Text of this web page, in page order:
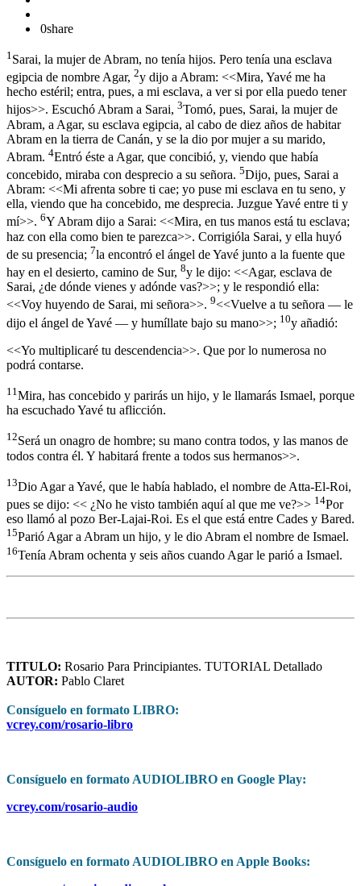
0share
1 Sarai, la mujer de Abram, no tenía hijos. Pero tenía una esclava
egipcia de nombre Agar, 2y dijo a Abram: <<Mira, Yavé me ha
hecho estéril; entra, pues, a mi esclava, a ver si por ella puedo tener
hijos>>. Escuchó Abram a Sarai, 3Tomó, pues, Sarai, la mujer de
Abram, a Agar, su esclava egipcia, al cabo de diez años de habitar
Abram en la tierra de Canán, y se la dio por mujer a su marido,
Abram. 4Entró éste a Agar, que concibió, y, viendo que había
concebido, miraba con desprecio a su señora. 5Dijo, pues, Sarai a
Abram: <<Mi afrenta sobre ti cae; yo puse mi esclava en tu seno, y
ella, viendo que ha concebido, me desprecia. Juzgue Yavé entre ti y
mí>>. 6Y Abram dijo a Sarai: <<Mira, en tus manos está tu esclava;
haz con ella como bien te parezca>>. Corrigióla Sarai, y ella huyó
de su presencia; 7la encontró el ángel de Yavé junto a la fuente que
hay en el desierto, camino de Sur, 8y le dijo: <<Agar, esclava de
Sarai, ¿de dónde vienes y adónde vas?>>; y le respondió ella:
<<Voy huyendo de Sarai, mi señora>>. 9<<Vuelve a tu señora — le
dijo el ángel de Yavé — y humíllate bajo su mano>>; 10y añadió:
<<Yo multiplicaré tu descendencia>>. Que por lo numerosa no
podrá contarse.
11Mira, has concebido y parirás un hijo, y le llamarás Ismael, porque
ha escuchado Yavé tu aflicción.
12Será un onagro de hombre; su mano contra todos, y las manos de
todos contra él. Y habitará frente a todos sus hermanos>>.
13Dio Agar a Yavé, que le había hablado, el nombre de Atta-El-Roi,
pues se dijo: << ¿No he visto también aquí al que me ve?>> 14Por
eso llamó al pozo Ber-Lajai-Roi. Es el que está entre Cades y Bared.
15Parió Agar a Abram un hijo, y le dio Abram el nombre de Ismael.
16Tenía Abram ochenta y seis años cuando Agar le parió a Ismael.
TITULO: Rosario Para Principiantes. TUTORIAL Detallado
AUTOR: Pablo Claret
Consíguelo en formato LIBRO:
vcrey.com/rosario-libro
Consíguelo en formato AUDIOLIBRO en Google Play:
vcrey.com/rosario-audio
Consíguelo en formato AUDIOLIBRO en Apple Books: